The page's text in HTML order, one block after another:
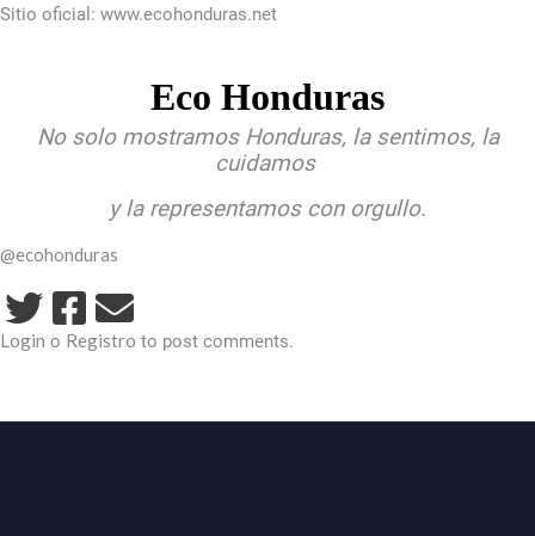
Sitio oficial: www.ecohonduras.net
Eco Honduras
No solo mostramos Honduras, la sentimos, la
cuidamos
y la representamos con orgullo.
@ecohonduras
Login o Registro to post comments.